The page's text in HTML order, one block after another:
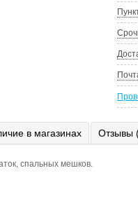
в магазинах Отзывы
спальных мешков.